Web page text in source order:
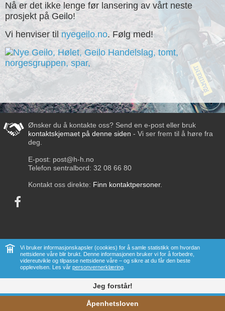
Nå er det ikke lenge før lansering av vårt neste
prosjekt på Geilo!
Vi henviser tilnyegeilo.no. Følg med!
Ønsker du å kontakte oss? Send en e-post eller bruk
kontaktskjemaet på denne siden - Vi ser frem til å høre fra
deg.
E-post: post@h-h.no
Telefon sentralbord: 32 08 66 80
Kontakt oss direkte: Finn kontaktpersoner.
Nettsider frå Hallingcast ®
<
Vi bruker informasjonskapsler (cookies) for å samle statistikk om hvordan
nettsidene våre blir brukt. Denne informasjonen bruker vi for å forbedre,
videreutvikle og tilpasse nettsidene våre – og sikre at du får den beste
opplevelsen. Les vår personvernerklæring
Jeg forstår!
Åpenhetsloven